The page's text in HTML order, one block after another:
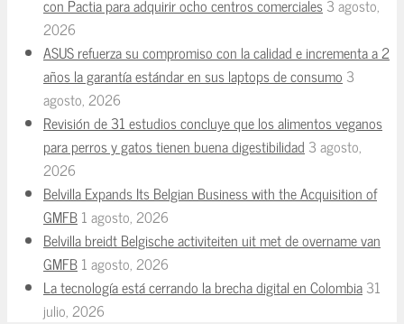
con Pactia para adquirir ocho centros comerciales3 agosto,
2026
ASUS refuerza su compromiso con la calidad e incrementa a 2
años la garantía estándar en sus laptops de consumo 3
agosto, 2026
Revisión de 31 estudios concluye que los alimentos veganos
para perros y gatos tienen buena digestibilidad 3 agosto,
2026
Belvilla Expands Its Belgian Business with the Acquisition of
GMFB1 agosto, 2026
Belvilla breidt Belgische activiteiten uit met de overname van
GMFB1 agosto, 2026
La tecnología está cerrando la brecha digital en Colombia31
julio, 2026